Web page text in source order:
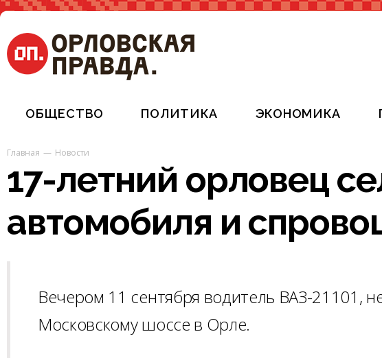
ОБЩЕСТВО ПОЛИТИКА ЭКОНОМИКА
Главная Новости
17-летний орловец
автомобиля и
Вечером 11 сентября водитель ВАЗ-21101,
Московскому шоссе в Орле.